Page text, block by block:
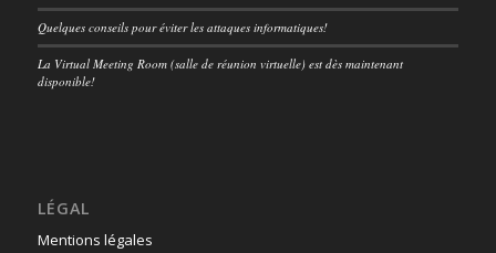
Quelques conseils pour éviter les attaques informatiques!
La Virtual Meeting Room (salle de réunion virtuelle) est dès maintenant
disponible!
LÉGAL
Mentions légales